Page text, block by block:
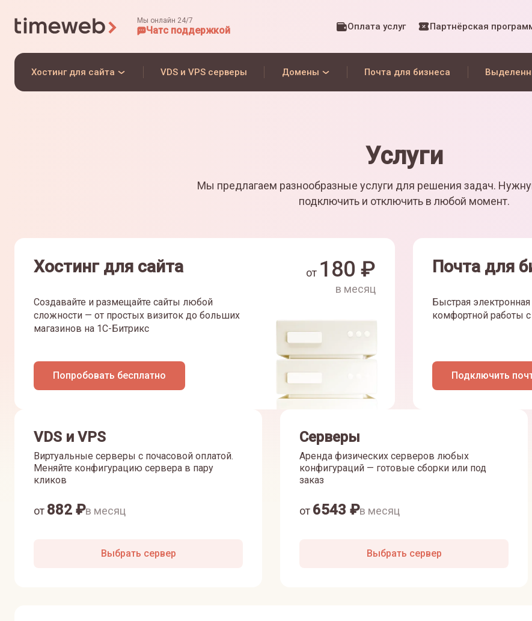
Мы онлайн 24/7
Чатс поддержкой Оплата услуг Партнёрская
Хостинг для сайта VDS и VPS серверы Домены Почта для бизнеса
Услуги
Мы предлагаем разнообразные услуги для решения задач.
подключить и отключить в любой момент.
Хостинг для сайта
Создавайте и размещайте сайты любой
сложности — от простых визиток до больших
магазинов на 1С-Битрикс
Попробовать бесплатно
от 180 ₽
в месяц
Почта для
Быстрая
комфортной работы
Подключить
VDS и VPS
Виртуальные серверы с почасовой оплатой.
Меняйте конфигурацию сервера в пару
кликов
от 882 ₽в месяц
Выбрать сервер
Серверы
Аренда физических серверов любых
конфигураций — готовые сборки или под
заказ
от 6543 ₽в месяц
Выбрать сервер